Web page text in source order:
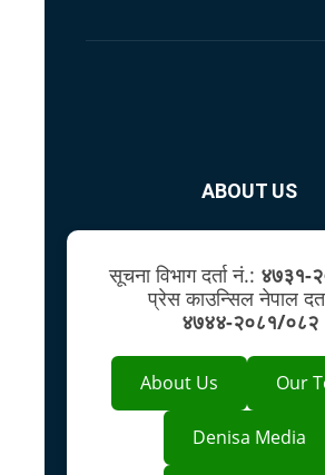
ABOUT US
सूचना विभाग दर्ता नं.: ४७३१-
प्रेस काउन्सिल नेपाल
४७४४-२०८१/०८२
About Us Our
Denisa Media